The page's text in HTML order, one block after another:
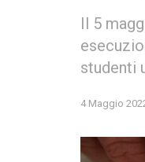
Il 5
studenti
4 Maggio